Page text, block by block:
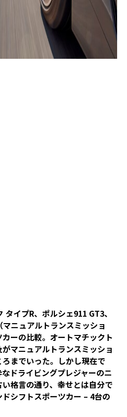
イプR、ポルシェ911 GT3、
ニュアルトランスミッショ
ーの比較。オートマチックト
マニュアルトランスミッショ
までいった。しかし現在で
ドライビングプレジャーのニ
格言の通り、幸せとは自分で
シフトスポーツカー – 4台の